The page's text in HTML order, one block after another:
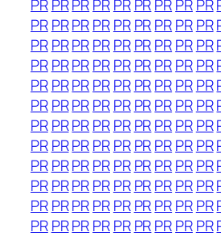
PRPRPRPRPR PRPRPRPR
PRPRPRPRPR PRPRPRPR
PRPRPRPRPR PRPRPRPR
PRPRPRPRPR PRPRPRPR
PRPRPRPRPR PRPRPRPR
PRPRPRPRPR PRPRPRPR
PRPRPRPRPR PRPRPRPR
PRPRPRPRPR PRPRPRPR
PRPRPRPRPR PRPRPRPR
PRPRPRPRPR PRPRPRPR
PRPRPRPRPR PRPRPRPR
PRPRPRPRPR PRPRPRPR